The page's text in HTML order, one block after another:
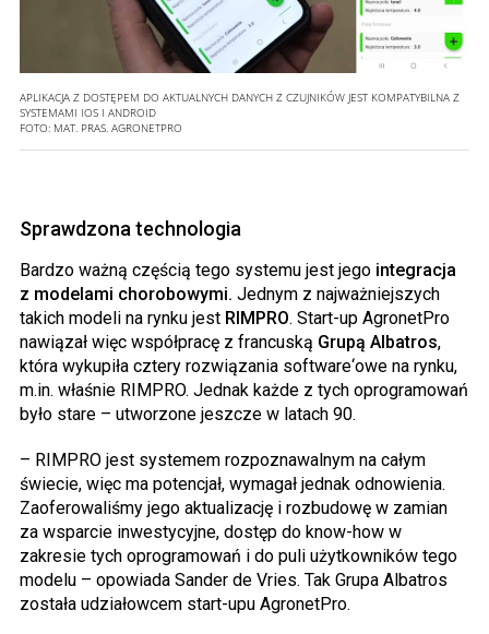
APLIKACJA Z DOSTĘPEM DO AKTUALNYCH DANYCH Z CZUJNIKÓW JEST KOMPATYBILNA Z
SYSTEMAMI IOS I ANDROID
FOTO: MAT. PRAS. AGRONETPRO
Sprawdzona technologia
Bardzo ważną częścią tego systemu jest jego integracja
z modelami chorobowymi. Jednym z najważniejszych
takich modeli na rynku jest RIMPRO. Start-up AgronetPro
nawiązał więc współpracę z francuską Grupą Albatros,
która wykupiła cztery rozwiązania software‘owe na rynku,
m.in. właśnie RIMPRO. Jednak każde z tych oprogramowań
było stare – utworzone jeszcze w latach 90.
– RIMPRO jest systemem rozpoznawalnym na całym
świecie, więc ma potencjał, wymagał jednak odnowienia.
Zaoferowaliśmy jego aktualizację i rozbudowę w zamian
za wsparcie inwestycyjne, dostęp do know-how w
zakresie tych oprogramowań i do puli użytkowników tego
modelu – opowiada Sander de Vries. Tak Grupa Albatros
została udziałowcem start-upu AgronetPro.